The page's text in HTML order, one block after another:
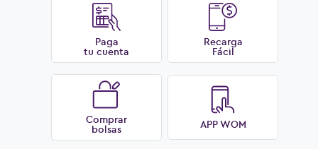
Paga
tu cuenta
Recarga
Fácil
Comprar
bolsas APP WOM